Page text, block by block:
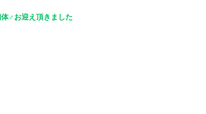
♂お迎え頂きました